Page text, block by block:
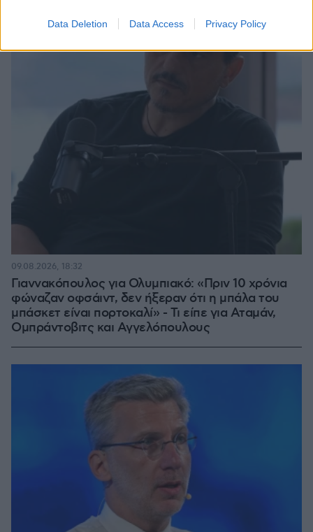
Data Deletion Data Access Privacy Policy
Γιαννακόπουλος για Ολυμπιακό: «Πριν 10 χρόνια
φώναζαν οφσάιντ, δεν ήξεραν ότι η μπάλα του
μπάσκετ είναι πορτοκαλί» - Τι είπε για Αταμάν,
Ομπράντοβιτς και Αγγελόπουλους
09.08.2026, 18:32